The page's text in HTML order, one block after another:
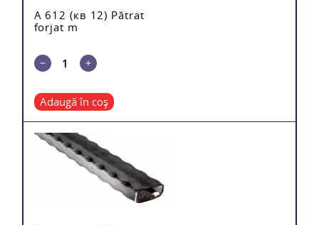
A 612 (кв 12) Pătrat
forjat m
Adaugă în coș